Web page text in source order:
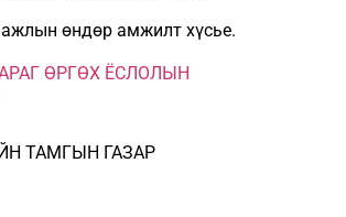
өндөр амжилт хүсье.
ТАМГЫН ГАЗАР